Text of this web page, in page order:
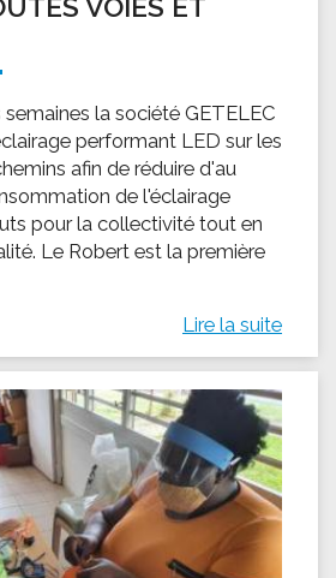
VOIES ET
la société GETELEC
performant LED sur les
afin de réduire d'au
de l'éclairage
pour la collectivité tout en
Le Robert est la première
Lire la suite